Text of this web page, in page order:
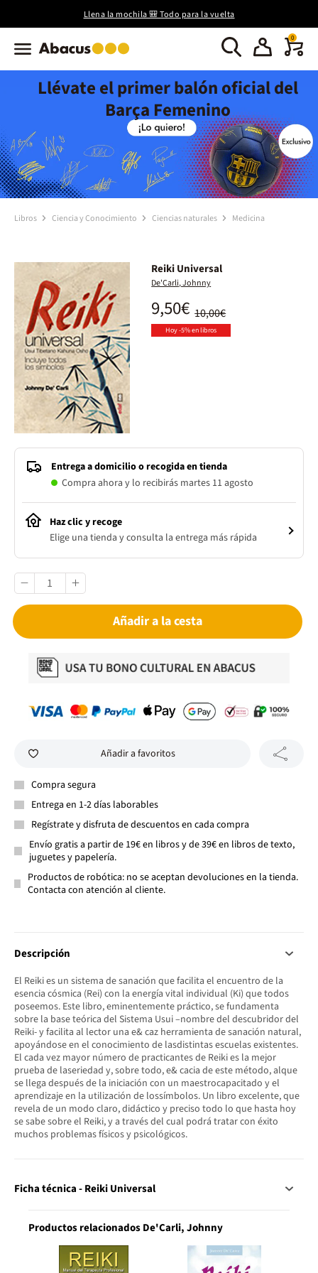
Llena la mochila 🎒 Todo para la vuelta
0
Llévate el primer balón oficial del
Barça Femenino
Libros Ciencia y Conocimiento Ciencias naturales Medicina
Reiki Universal
De'Carli, Johnny
10,00€
9,50€
Hoy -5% en libros
Entrega a domicilio o recogida en tienda
Compra ahora y lo recibirás martes 11 agosto
Haz clic y recoge
Elige una tienda y consulta la entrega más rápida
Añadir a la cesta
Añadir a favoritos
Compra segura
Entrega en 1-2 días laborables
Regístrate y disfruta de descuentos en cada compra
Envío gratis a partir de 19€ en libros y de 39€ en libros de texto,
juguetes y papelería.
Productos de robótica: no se aceptan devoluciones en la tienda.
Contacta con atención al cliente.
Descripción
El Reiki es un sistema de sanación que facilita el encuentro de la
esencia cósmica (Rei) con la energía vital individual (Ki) que todos
poseemos. Este libro, eminentemente práctico, se fundamenta
sobre la base teórica del Sistema Usui –nombre del descubridor del
Reiki- y facilita al lector una e& caz herramienta de sanación natural,
apoyándose en el conocimiento de lasdistintas escuelas existentes.
El cada vez mayor número de practicantes de Reiki es la mejor
prueba de laseriedad y, sobre todo, e& cacia de este método, alque
se llega después de la iniciación con un maestrocapacitado y el
aprendizaje en la utilización de lossímbolos. Un libro excelente, que
revela de un modo claro, didáctico y preciso todo lo que hasta hoy
se sabe sobre el Reiki, y a través del cual podrá tratar con éxito
muchos problemas físicos y psicológicos.
Ficha técnica - Reiki Universal
Productos relacionados De'Carli, Johnny